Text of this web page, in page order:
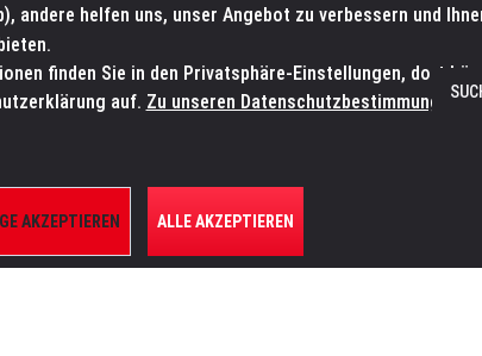
7: sales@lmp.de SERVICE-WERKSTATT Service/Hilfe
SERVICE ÜBER UNS
andere helfen uns, unser Angebot zu verbessern und
finden Sie in den Privatsphäre-Einstellungen, dort
auf. Zu unseren Datenschutzbestimmungen.
AKZEPTIEREN ALLE AKZEPTIEREN